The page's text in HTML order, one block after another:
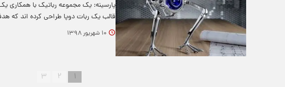
پارسینه: یک مجموعه رباتیک با
قالب یک ربات دوپا طراحی کرده اند که
۱۰ شهریور ۱۳۹۸
۱ ۲ ۳